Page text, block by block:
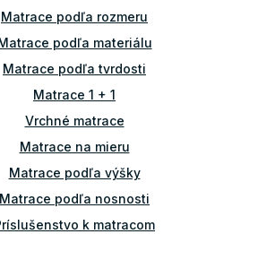
r
k
y
ý
p
s
u
Matrace podľa rozmeru
podľa materiálu
Matrace podľa tvrdosti
Matrace 1 + 1
Vrchné matrace
Matrace na mieru
Matrace podľa výšky
Matrace podľa nosnosti
k matracom